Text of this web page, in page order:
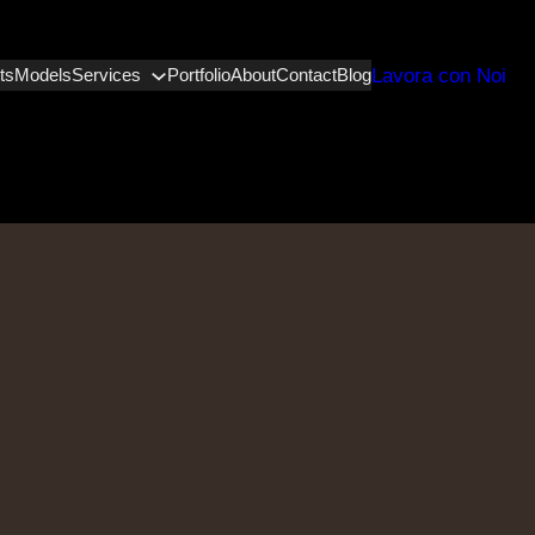
ModelsServices PortfolioAboutContactBlogLavora con Noi